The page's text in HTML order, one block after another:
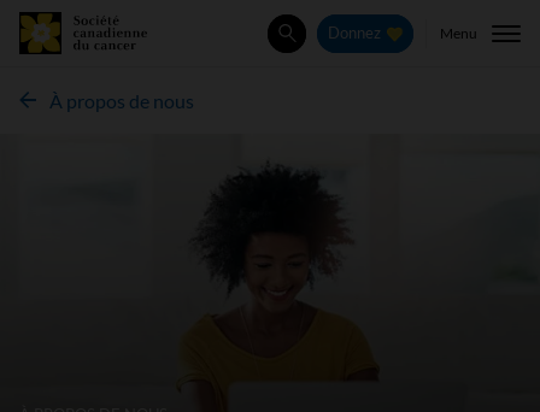
Rechercher
Donnez Menu
À propos de nous